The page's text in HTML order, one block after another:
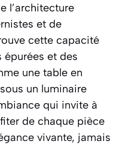
l’architecture
et de
cette capacité
épurées et des
une table en
un luminaire
qui invite à
de chaque pièce
vivante, jamais